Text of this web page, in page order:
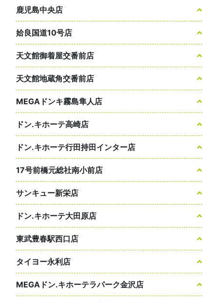
鹿児島中央店
姶良国道10号店
天文館御着屋交番前店
天文館地蔵角交番前店
MEGAドンキ霧島隼人店
ドン.キホーテ高崎店
ドン.キホーテ行田持田インター店
17号前橋元総社南小前店
サンキュー新栄店
ドン.キホーテ大田原店
東武豊春駅西口店
タイヨー永利店
MEGAドン.キホーテラパーク金沢店